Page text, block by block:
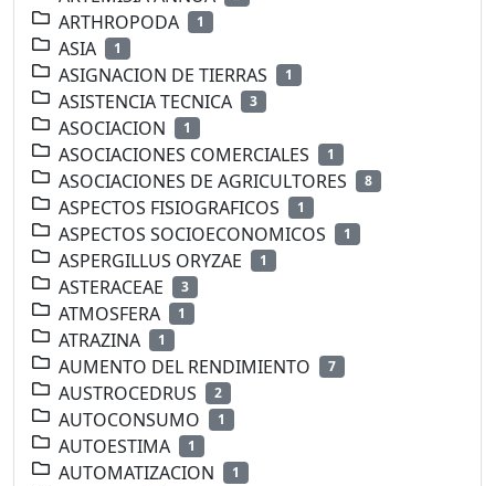
ARTHROPODA 1
ASIA 1
ASIGNACION DE TIERRAS 1
ASISTENCIA TECNICA 3
ASOCIACION 1
ASOCIACIONES COMERCIALES 1
ASOCIACIONES DE AGRICULTORES 8
ASPECTOS FISIOGRAFICOS 1
ASPECTOS SOCIOECONOMICOS 1
ASPERGILLUS ORYZAE 1
ASTERACEAE 3
ATMOSFERA 1
ATRAZINA 1
AUMENTO DEL RENDIMIENTO 7
AUSTROCEDRUS 2
AUTOCONSUMO 1
AUTOESTIMA 1
AUTOMATIZACION 1